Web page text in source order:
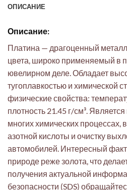
ОПИСАНИЕ
Описание:
Платина — драгоценный
цвета, широко применяемый в
ювелирном деле. Обладает
тугоплавкостью и химической
физические свойства:
плотность 21.45 г/см³.
многих химических процессах,
азотной кислоты и очистку
автомобилей. Интересный
природе реже золота, что
получения актуальной
безопасности (SDS)